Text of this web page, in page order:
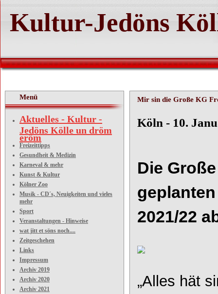
Kultur-Jedöns
Menü
Aktuelles - Kultur -
Jedöns Kölle un dröm
eröm
Freizeittipps
Gesundheit & Medizin
Karneval & mehr
Kunst & Kultur
Kölner Zoo
Musik - CD´s, Neuigkeiten und vieles
mehr
Sport
Veranstaltungen - Hinweise
wat jitt et söns noch....
Zeitgeschehen
Links
Impressum
Archiv 2019
Archiv 2020
Archiv 2021
Mir sin die Große KG
Köln - 10.
Die
2021/22
„Alles hät